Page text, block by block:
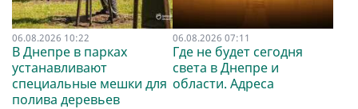
06.08.2026 10:22
В Днепре в парках
устанавливают
специальные мешки для
полива деревьев
06.08.2026 07:11
Где не будет сегодня
света в Днепре и
области. Адреса